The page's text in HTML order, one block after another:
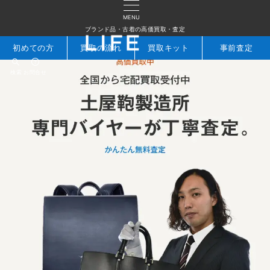
MENU
ブランド品・古着の高価買取・査定
初めての方 買取の流れ 買取キット 事前査定